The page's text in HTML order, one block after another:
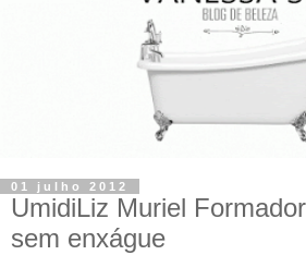
01 julho 2012
UmidiLiz Muriel
sem enxágue